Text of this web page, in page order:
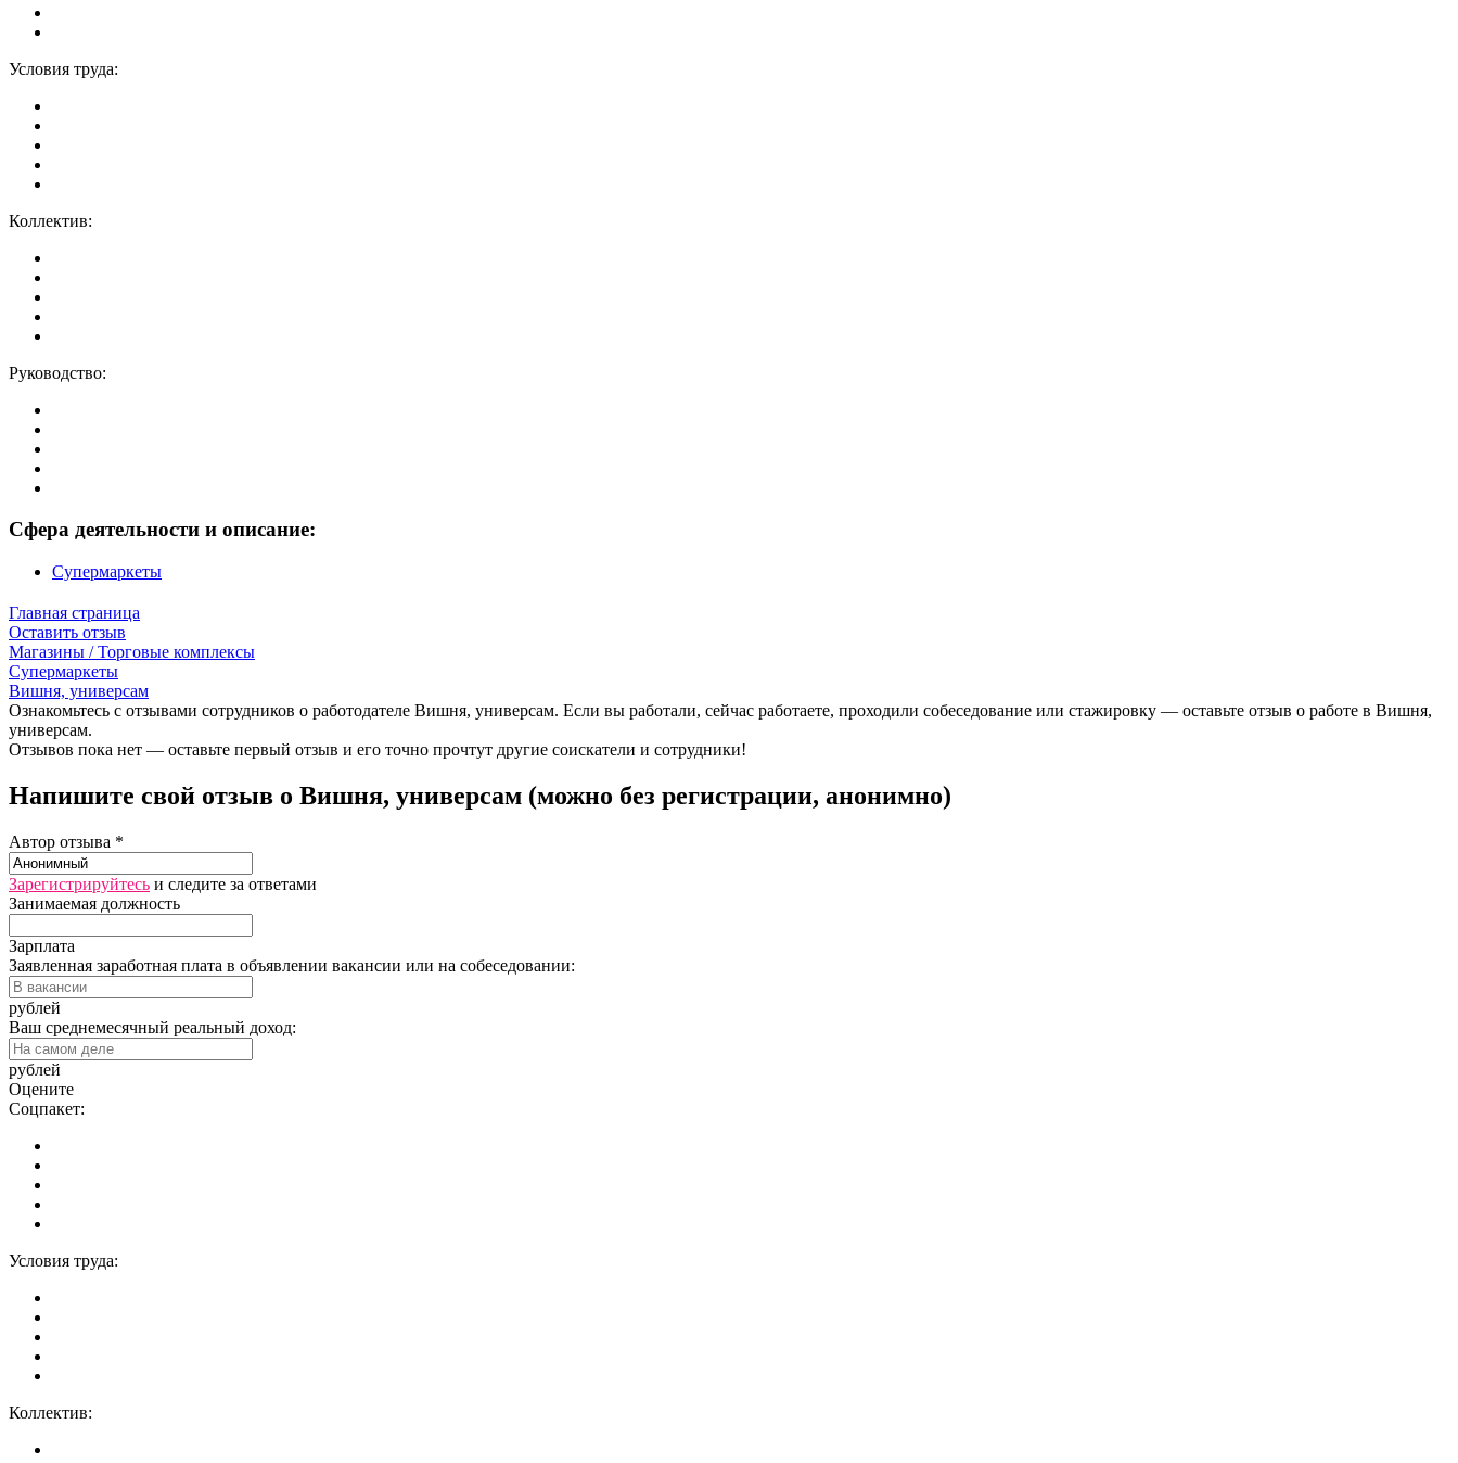
Условия труда:
Коллектив:
Руководство:
Сфера деятельности и описание:
Супермаркеты
Главная страница
Оставить отзыв
Магазины / Торговые комплексы
Супермаркеты
Вишня, универсам
Ознакомьтесь с отзывами сотрудников о работодателе Вишня, универсам. Если вы работали, сейчас работаете, проходили собеседование или стажировку — оставьте отзыв о работе в Вишня,
универсам.
Отзывов пока нет — оставьте первый отзыв и его точно прочтут другие соискатели и сотрудники!
Напишите свой отзыв о Вишня, универсам (можно без регистрации, анонимно)
Автор отзыва *
Зарегистрируйтесь и следите за ответами
Занимаемая должность
Зарплата
Заявленная заработная плата в объявлении вакансии или на собеседовании:
рублей
Ваш среднемесячный реальный доход:
рублей
Оцените
Соцпакет:
Условия труда:
Коллектив: